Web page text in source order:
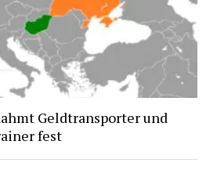
Geldtransporter und
fest